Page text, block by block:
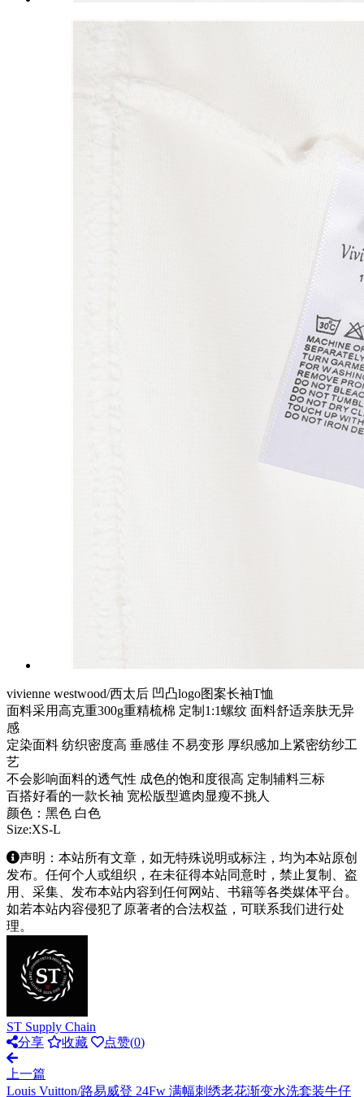
vivienne westwood/西太后 凹凸logo图案长袖T恤
面料采用高克重300g重精梳棉 定制1:1螺纹 面料舒适亲肤无异
感
定染面料 纺织密度高 垂感佳 不易变形 厚织感加上紧密纺纱工
艺
不会影响面料的透气性 成色的饱和度很高 定制辅料三标
百搭好看的一款长袖 宽松版型遮肉显瘦不挑人
颜色：黑色 白色
Size:XS-L
声明：本站所有文章，如无特殊说明或标注，均为本站原创
发布。任何个人或组织，在未征得本站同意时，禁止复制、盗
用、采集、发布本站内容到任何网站、书籍等各类媒体平台。
如若本站内容侵犯了原著者的合法权益，可联系我们进行处
理。
ST Supply Chain
分享
收藏 点赞(0)
上一篇
Louis Vuitton/路易威登 24Fw 满幅刺绣老花渐变水洗套装牛仔